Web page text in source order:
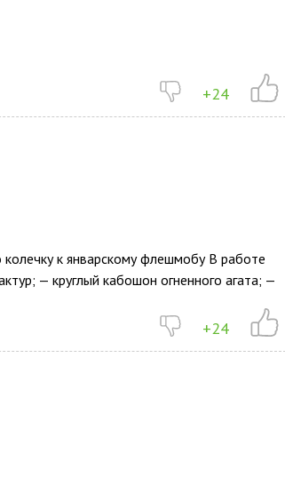
+24
к январскому флешмобу В работе
— круглый кабошон огненного агата; —
+24